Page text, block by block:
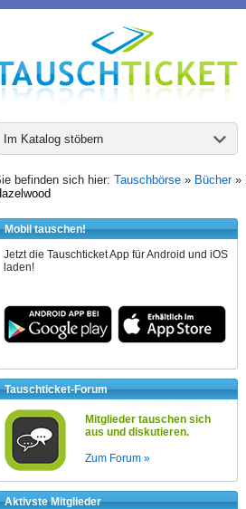
Im Katalog stöbern
befinden sich hier: Tauschbörse » Bücher»
Mobil tauschen!
Jetzt die Tauschticket App für Android und iOS
laden!
Tauschticket-Forum
Mitglieder tauschen sich
aus und diskutieren.
Zum Forum »
Aktivste Mitglieder